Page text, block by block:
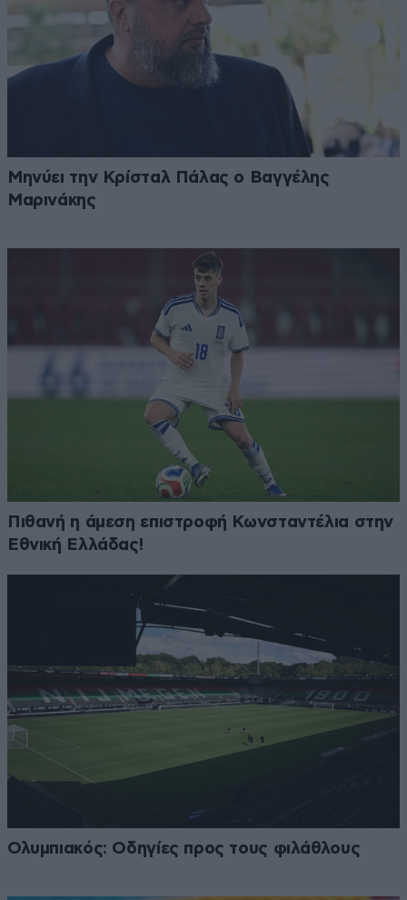
Μηνύει την Κρίσταλ Πάλας ο Βαγγέλης
Μαρινάκης
Πιθανή η άμεση επιστροφή Κωνσταντέλια στην
Εθνική Ελλάδας!
Ολυμπιακός: Οδηγίες προς τους φιλάθλους